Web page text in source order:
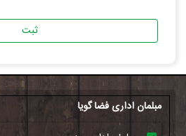
ثبت
مبلمان اداری فضا گویا